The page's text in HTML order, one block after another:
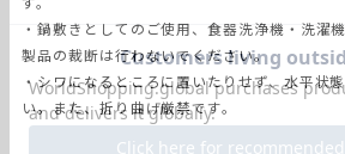
・鍋敷きとしてのご使用、食器洗浄機・洗濯
製品の裁断は行わないでください。
・シワになるところに置いたりせず、水平状
い。また、折り曲げ厳禁です。